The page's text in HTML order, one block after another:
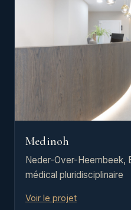
Medinoh
Neder-Over-Heembeek,
médical pluridisciplinaire
Voir le projet